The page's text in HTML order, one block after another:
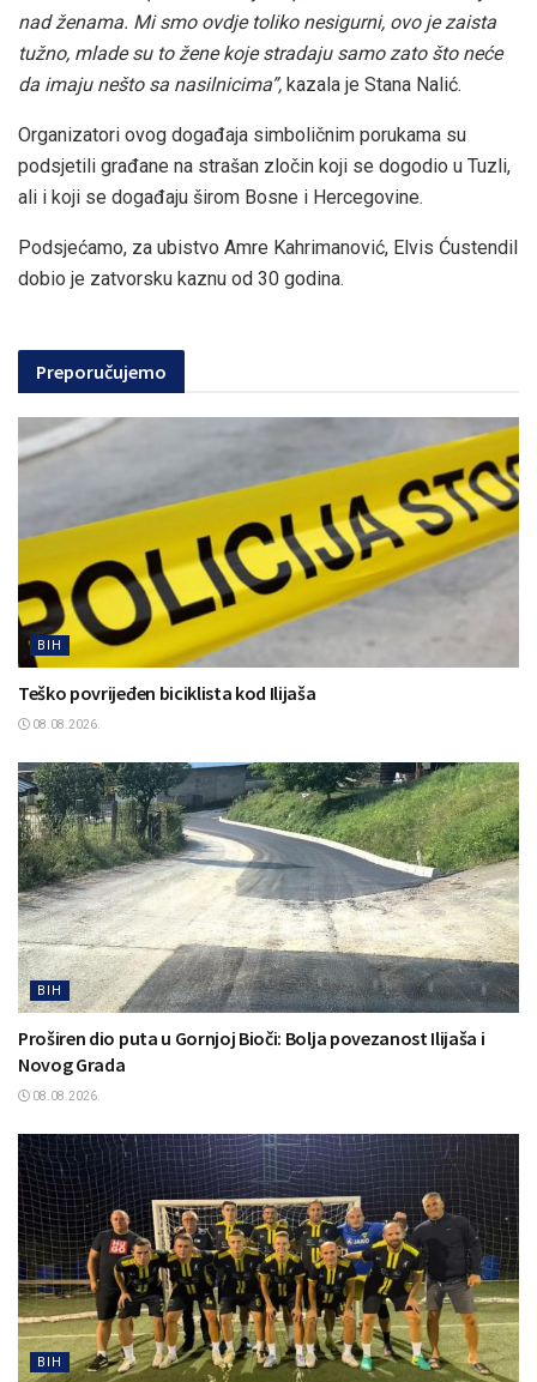
nad ženama. Mi smo ovdje toliko nesigurni, ovo je zaista
tužno, mlade su to žene koje stradaju samo zato što neće
da imaju nešto sa nasilnicima”, kazala je Stana Nalić.
Organizatori ovog događaja simboličnim porukama su
podsjetili građane na strašan zločin koji se dogodio u Tuzli,
ali i koji se događaju širom Bosne i Hercegovine.
Podsjećamo, za ubistvo Amre Kahrimanović, Elvis Ćustendil
dobio je zatvorsku kaznu od 30 godina.
Preporučujemo
BIH
Teško povrijeđen biciklista kod Ilijaša
08.08.2026.
BIH
Proširen dio puta u Gornjoj Bioči: Bolja povezanost Ilijaša i
Novog Grada
08.08.2026.
BIH